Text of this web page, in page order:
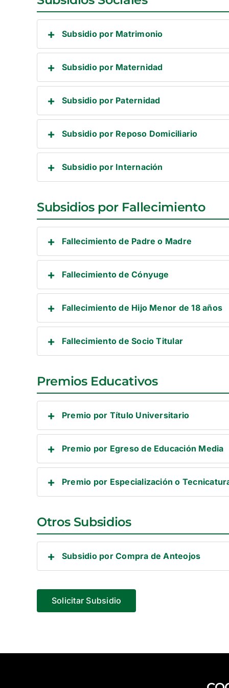
Subsidio por Matrimonio
Subsidio por Maternidad
Subsidio por Paternidad
Subsidio por Reposo Domiciliario
Subsidio por Internación
Subsidios por Fallecimiento
Fallecimiento de Padre o Madre
Fallecimiento de Cónyuge
Fallecimiento de Hijo Menor de 18 años
Fallecimiento de Socio Titular
Premios Educativos
Premio por Título Universitario
Premio por Egreso de Educación Media
Premio por Especialización o
Otros Subsidios
Subsidio por Compra de Anteojos
Solicitar Subsidio